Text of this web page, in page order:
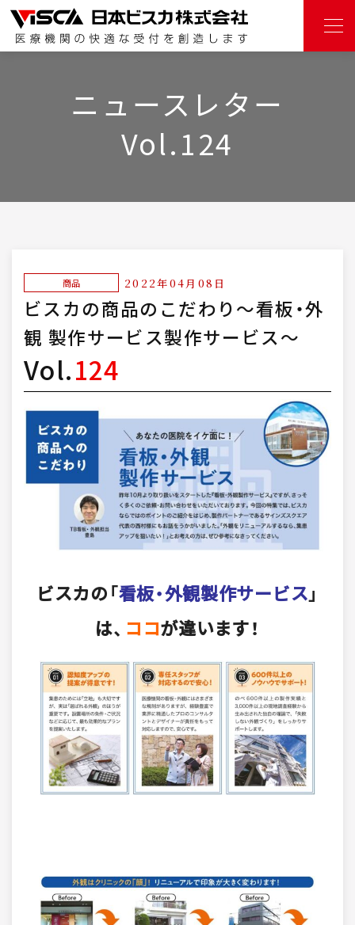
ニュースレター
Vol.124
商品 2022年04月08日
ビスカの商品のこだわり～看板・外
観 製作サービス製作サービス～
Vol.124
ビスカの「看板・外観製作サービス」
は、 ココが違います！